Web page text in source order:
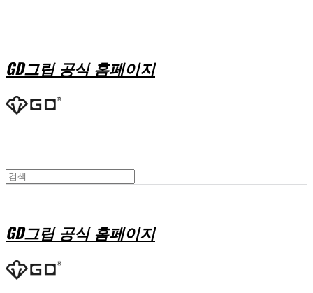
GD그립 공식 홈페이지
GD그립 공식 홈페이지